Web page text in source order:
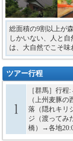
総面積の9割以上が
しかいない、人と
は、大自然でこそ味
ツアー行程
［群馬］行
（上州麦豚
落（隠れキリ
ジ（渡ってみ
橋）→各地